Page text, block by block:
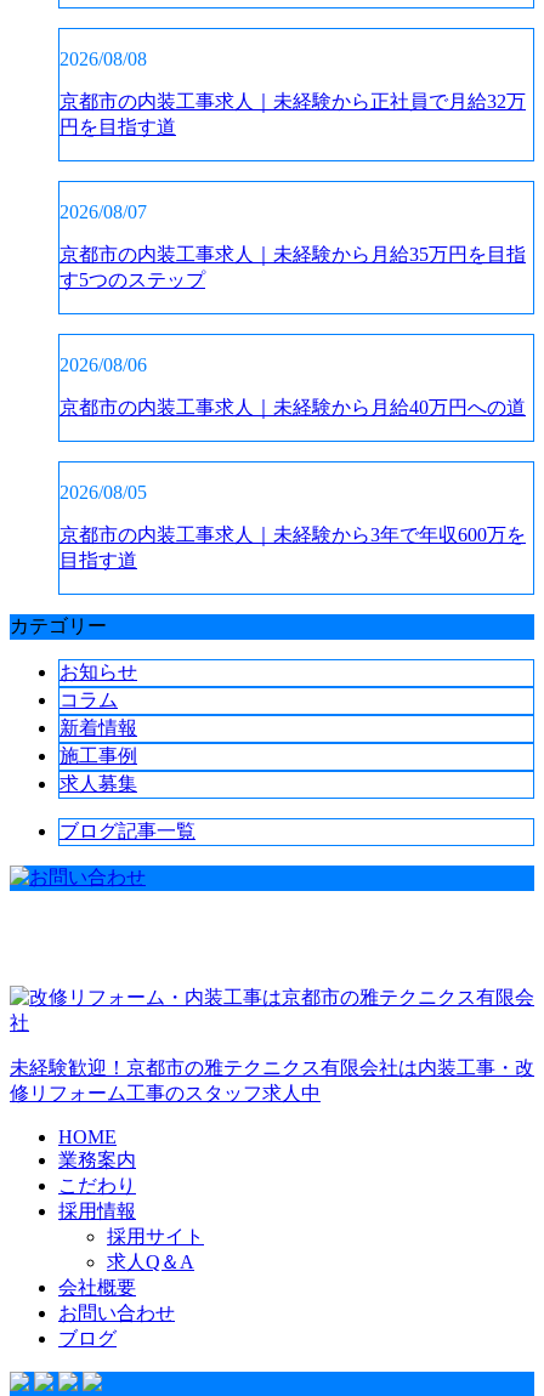
2026/08/08
京都市の内装工事求人｜未経験から正社員で月給32万
円を目指す道
2026/08/07
京都市の内装工事求人｜未経験から月給35万円を目指
す5つのステップ
2026/08/06
京都市の内装工事求人｜未経験から月給40万円への道
2026/08/05
京都市の内装工事求人｜未経験から3年で年収600万を
目指す道
カテゴリー
お知らせ
コラム
新着情報
施工事例
求人募集
ブログ記事一覧
未経験歓迎！京都市の雅テクニクス有限会社は内装工事・改
修リフォーム工事のスタッフ求人中
HOME
業務案内
こだわり
採用情報
採用サイト
求人Q＆A
会社概要
お問い合わせ
ブログ